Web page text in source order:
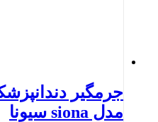
مدل siona سیونا